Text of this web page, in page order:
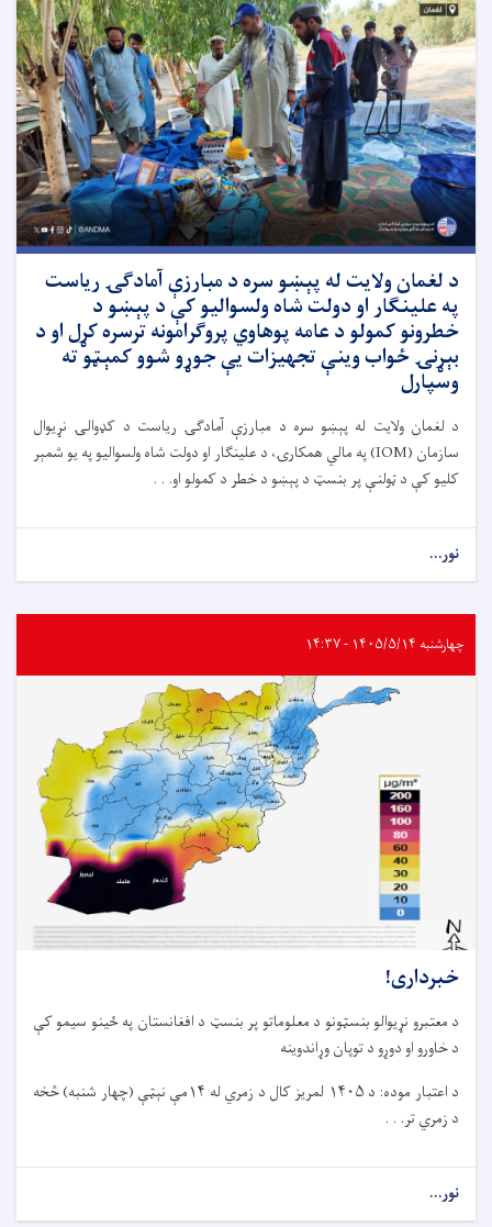
د لغمان ولایت له پېښو سره د مبارزې آمادګۍ ریاست
په علینګار او دولت شاه ولسوالیو کې د پېښو د
خطرونو کمولو د عامه پوهاوي پروګرامونه ترسره کړل او د
بېړنۍ ځواب وینې تجهیزات یې جوړو شوو کمېټو ته
وسپارل
د لغمان ولایت له پېښو سره د مبارزې آمادګۍ ریاست د کډوالۍ نړیوال
سازمان (IOM) په مالي همکارۍ، د علینګار او دولت شاه ولسوالیو په یو شمېر
کلیو کې د ټولنې پر بنسټ د پېښو د خطر د کمولو او. . .
نور...
چهارشنبه ۱۴۰۵/۵/۱۴ - ۱۴:۳۷
خبرداری!
د معتبرو نړیوالو بنسټونو د معلوماتو پر بنسټ د افغانستان په ځینو سیمو کې
د خاورو او دوړو د توپان وړاندوینه
د اعتبار موده: د ۱۴۰۵ لمریز کال د زمري له ۱۴مې نېټې (چهار شنبه) څخه
د زمري تر. . .
نور...